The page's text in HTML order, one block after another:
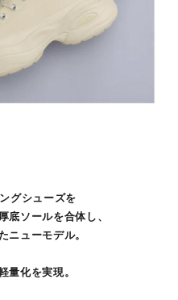
グシューズを
底ソールを合体し、
ニューモデル。
量化を実現。